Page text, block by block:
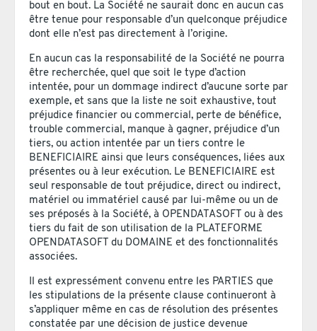
bout en bout. La Société ne saurait donc en aucun cas
être tenue pour responsable d’un quelconque préjudice
dont elle n’est pas directement à l’origine.
En aucun cas la responsabilité de la Société ne pourra
être recherchée, quel que soit le type d’action
intentée, pour un dommage indirect d’aucune sorte par
exemple, et sans que la liste ne soit exhaustive, tout
préjudice financier ou commercial, perte de bénéfice,
trouble commercial, manque à gagner, préjudice d’un
tiers, ou action intentée par un tiers contre le
BENEFICIAIRE ainsi que leurs conséquences, liées aux
présentes ou à leur exécution. Le BENEFICIAIRE est
seul responsable de tout préjudice, direct ou indirect,
matériel ou immatériel causé par lui-même ou un de
ses préposés à la Société, à OPENDATASOFT ou à des
tiers du fait de son utilisation de la PLATEFORME
OPENDATASOFT du DOMAINE et des fonctionnalités
associées.
Il est expressément convenu entre les PARTIES que
les stipulations de la présente clause continueront à
s’appliquer même en cas de résolution des présentes
constatée par une décision de justice devenue